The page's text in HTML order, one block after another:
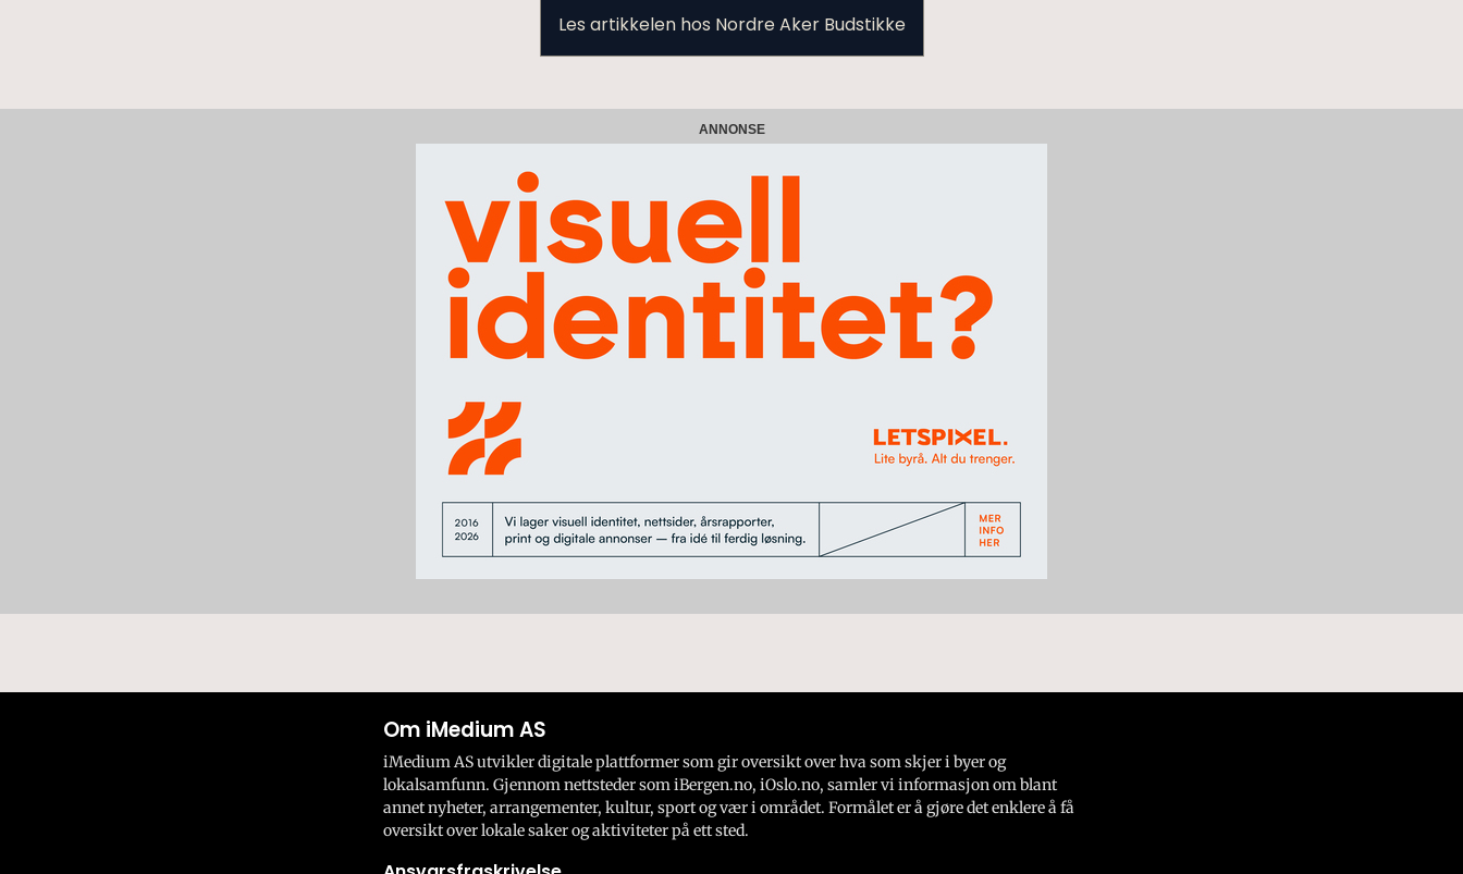
Les artikkelen hos Nordre Aker Budstikke
ANNONSE
Om iMedium AS
iMedium AS utvikler digitale plattformer som gir oversikt over hva som skjer i byer og
lokalsamfunn. Gjennom nettsteder som iBergen.no, iOslo.no, samler vi informasjon om blant
annet nyheter, arrangementer, kultur, sport og vær i området. Formålet er å gjøre det enklere å få
oversikt over lokale saker og aktiviteter på ett sted.